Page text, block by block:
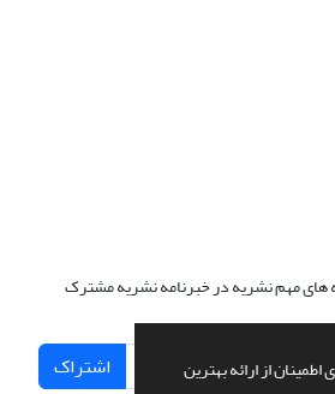
از ارائه بهترین
های مهم نشریه در خبرنامه نشریه مشترک
اشتراک